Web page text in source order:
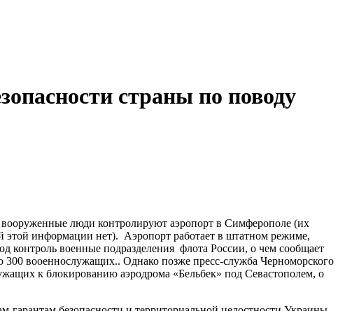
страны по поводу
люди контролируют аэропорт в Симферополе (их
информации нет). Аэропорт работает в штатном режиме,
контроль военные подразделения флота России, о чем сообщает
вооеннослужащих.. Однако позже пресс-служба Черноморского
к блокированию аэродрома «Бельбек» под Севастополем, о